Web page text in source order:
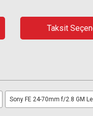
Taksit
Sony FE 24-70mm f/2.8 GM